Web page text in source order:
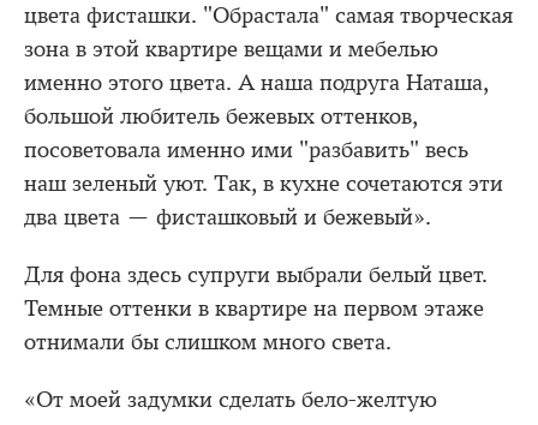
цвета фисташки. "Обрастала" самая творческая
зона в этой квартире вещами и мебелью
именно этого цвета. А наша подруга Наташа,
большой любитель бежевых оттенков,
посоветовала именно ими "разбавить" весь
наш зеленый уют. Так, в кухне сочетаются эти
два цвета — фисташковый и бежевый».
Для фона здесь супруги выбрали белый цвет.
Темные оттенки в квартире на первом этаже
отнимали бы слишком много света.
«От моей задумки сделать бело-желтую